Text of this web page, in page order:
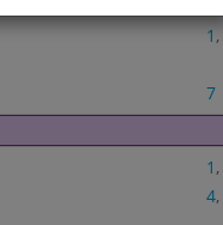
1 ,
7
1 ,
4,